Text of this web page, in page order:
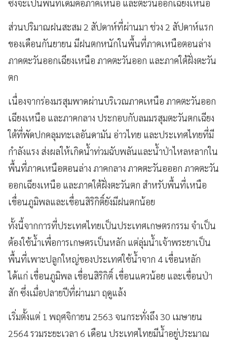
ซึ่งจะเป็นพื้นที่เดิมคือภาคเหนือ และตะวันออกเฉียงเหนือ
ส่วนปริมาณฝนสะสม 2 สัปดาห์ที่ผ่านมา ช่วง 2 สัปดาห์แรก
ของเดือนกันยายน มีฝนตกหนักในพื้นที่ภาคเหนือตอนล่าง
ภาคตะวันออกเฉียงเหนือ ภาคตะวันออก และภาคใต้ฝั่งตะวัน
ตก
เนื่องจากร่องมรสุมพาดผ่านบริเวณภาคเหนือ ภาคตะวันออก
เฉียงเหนือ และภาคกลาง ประกอบกับลมมรสุมตะวันตกเฉียง
ใต้ที่พัดปกคลุมทะเลอันดามัน อ่าวไทย และประเทศไทยที่มี
กำลังแรง ส่งผลให้เกิดน้ำท่วมฉับพลันและน้ำป่าไหลหลากใน
พื้นที่ภาคเหนือตอนล่าง ภาคกลาง ภาคตะวันอออก ภาคตะวัน
ออกเฉียงเหนือ และภาคใต้ฝั่งตะวันตก สำหรับพื้นที่เหนือ
เขื่อนภูมิพลและเขื่อนสิริกิติ์ยังมีฝนตกน้อย
ทั้งนี้จากการที่ประเทศไทยเป็นประเทศเกษตรกรรม จำเป็น
ต้องใช้น้ำเพื่อการเกษตรเป็นหลัก แต่ลุ่มน้ำเจ้าพระยาเป็น
พื้นที่เพาะปลูกใหญ่ของประเทศใช้น้ำจาก 4 เขื่อนหลัก
ได้แก่ เขื่อนภูมิพล เขื่อนสิริกิติ์ เขื่อนแควน้อย และเขื่อนป่า
สัก ซึ่งเมื่อปลายปีที่ผ่านมา ฤดูแล้ง
เริ่มตั้งแต่ 1 พฤศจิกายน 2563 จนกระทั่งถึง 30 เมษายน
2564 รวมระยะเวลา 6 เดือน ประเทศไทยมีน้ำอยู่ประมาณ